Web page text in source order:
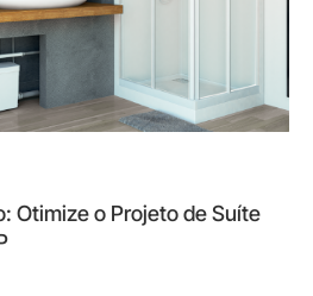
Otimize o Projeto de Suíte